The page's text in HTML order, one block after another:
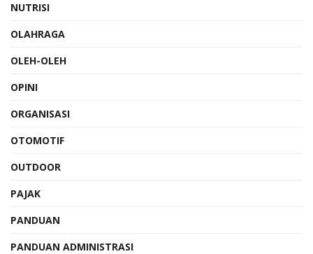
NUTRISI
OLAHRAGA
OLEH-OLEH
OPINI
ORGANISASI
OTOMOTIF
OUTDOOR
PAJAK
PANDUAN
PANDUAN ADMINISTRASI